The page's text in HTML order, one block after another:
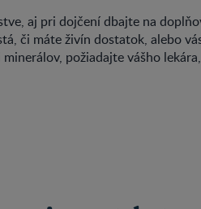
aj pri dojčení dbajte na
či máte živín dostatok, alebo
požiadajte vášho